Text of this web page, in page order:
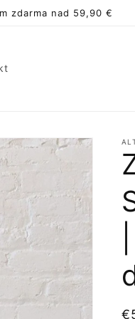
zdarma nad 59,90 €